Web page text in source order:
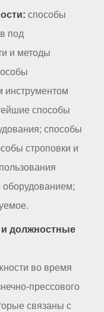
способы
под
и методы
инструментом
способы
способы
строповки и
и должностные
во время
прессового
связаны с